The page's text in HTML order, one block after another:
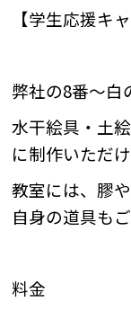
【学生応援キ
弊社の8番〜白
水干絵具・土
に制作いただ
教室には、膠
自身の道具も
料金